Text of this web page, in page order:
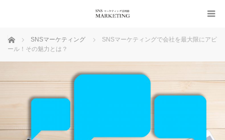
ホーム SNSマーケティング
SNSマーケティングで会社を最大限にアピ
ール！その魅力とは？